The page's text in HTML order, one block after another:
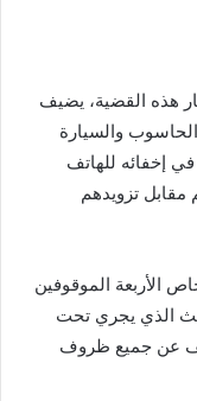
هذه القضية، يضيف
والسيارة
إخفائه للهاتف
تزويدهم
الأربعة الموقوفين
الذي يجري تحت
عن جميع ظروف